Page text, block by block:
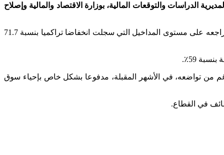
بنسبة 33.2٪، وهو ما يعادل 11.1 مليار درهم، وذلك حسب مذكرة لمديرية الدراسات والتوقعات المالية، بوزارة الاقتصاد والمالية وإصلاح
وبحسب نفس المذكرة ستنخفض القيمة المضافة للقطاع بنسبة 7٪ في الربع الأول من عام 2020 ، بعد زيادة قدرها 2.9٪ قبل عام، ليواصل تراجعه على مستوى المداخيل التي سجلت انخفاضا تراكميا بنسبة 71.7
تطور أكثر ملاءمة، على الرغم من تواضعه، في الأشهر المقبلة، مدفوعا بشكل خاص بإحياء سوق